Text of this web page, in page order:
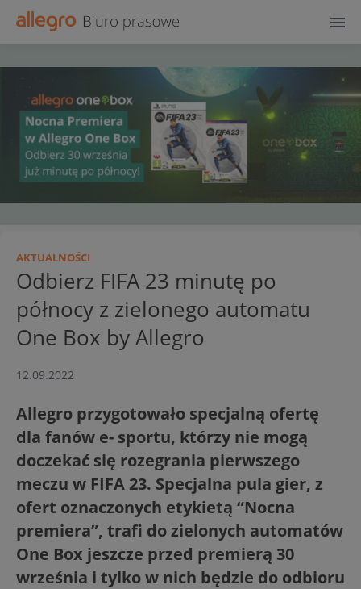
AKTUALNOŚCI
Odbierz FIFA 23 minutę po
północy z zielonego automatu
One Box by Allegro
12.09.2022
Allegro przygotowało specjalną ofertę
dla fanów e- sportu, którzy nie mogą
doczekać się rozegrania pierwszego
meczu w FIFA 23. Specjalna pula gier, z
ofert oznaczonych etykietą “Nocna
premiera”, trafi do zielonych automatów
One Box jeszcze przed premierą 30
września i tylko w nich będzie do odbioru